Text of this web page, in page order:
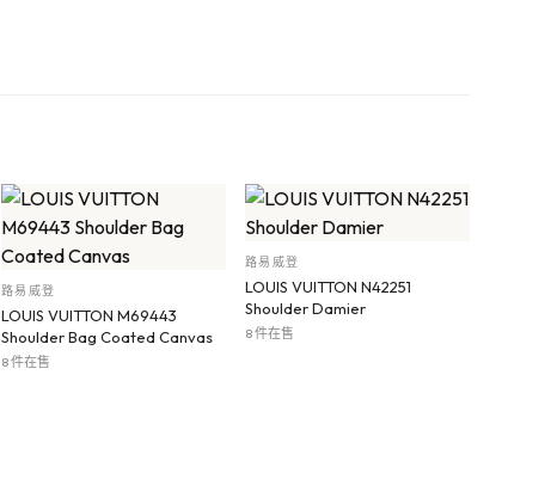
路易威登
LOUIS VUITTON M69443
Shoulder Bag Coated Canvas
8 件在售
路易威登
LOUIS VUITTON N42251
Shoulder Damier
8 件在售